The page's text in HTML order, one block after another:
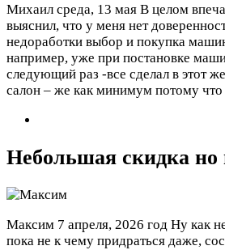
Михаил среда, 13 мая В целом
выяснил, что у меня нет
недоработки выбор и покупка
например, уже при постановке
следующий раз -все сделал в этот
салон – же как минимум потому
Небольшая скидка
Максим 7 апреля, 2026 год Ну как
пока не к чему придраться даже,